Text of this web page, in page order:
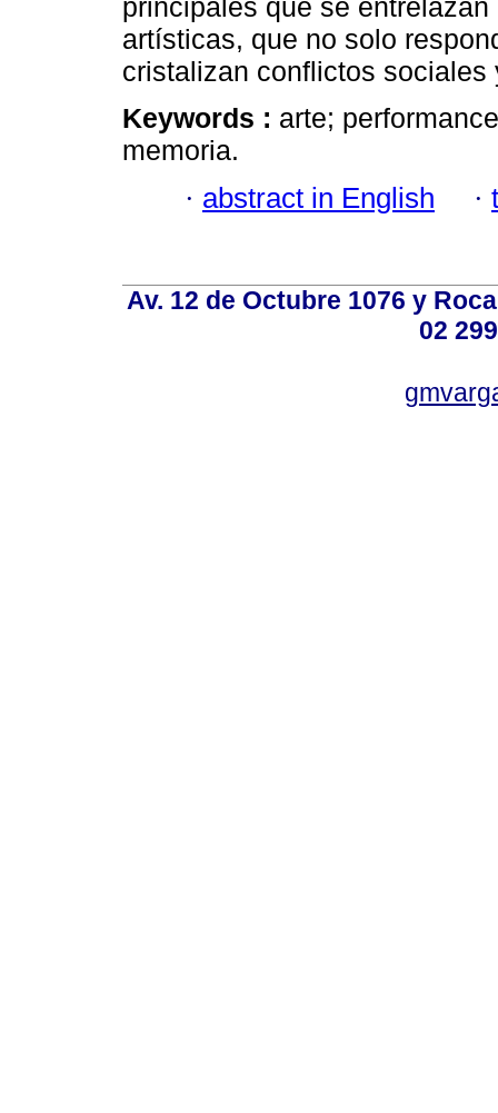
principales que se
artísticas, que no solo
cristalizan conflictos sociales
Keywords : arte;
memoria.
· abstract in English ·
Av. 12 de Octubre 1076 y
02